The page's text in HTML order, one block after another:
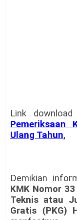
Link download
Pemeriksaan
Ulang Tahun,
Demikian
KMK Nomor
Teknis atau
Gratis (PKG)